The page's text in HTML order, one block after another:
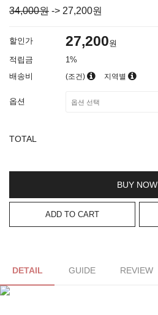
34,000원 -> 27,200원
할인가 27,200원
적립금
1%
배송비
(조건) 지역별
옵션
TOTAL
BUY NOW
ADD TO CART
DETAIL GUIDE REVIEW